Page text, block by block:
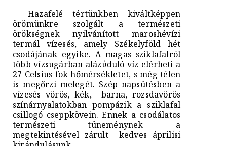
Hazafelé tértünkben kiváltképpen
örömünkre szolgált a természeti
örökségnek nyilvánított maroshévízi
termál vízesés, amely Székelyföld hét
csodájának egyike. A magas sziklafalról
több vízsugárban alázύduló víz elérheti a
27 Celsius fok hőmérsékletet, s még télen
is megőrzi melegét. Szép napsütésben a
vízesés vörös, kék, barna, rozsdavörös
színárnyalatokban pompázik a sziklafal
csillogó cseppkövein. Ennek a csodálatos
természeti tüneménynek a
megtekintésével zárult kedves áprilisi